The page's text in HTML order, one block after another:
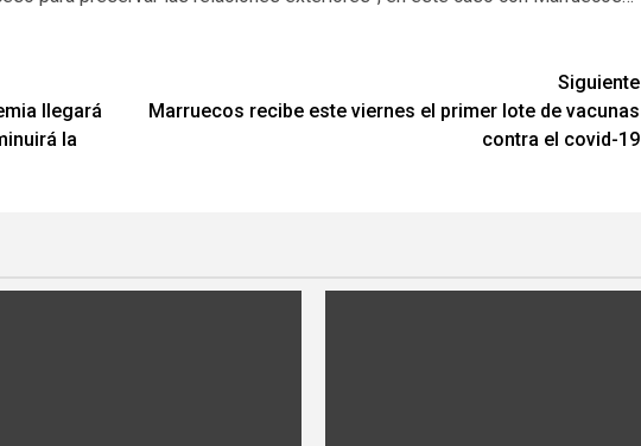
llegará
la
Siguiente
Marruecos recibe este viernes el primer lote de vacunas
contra el covid-19